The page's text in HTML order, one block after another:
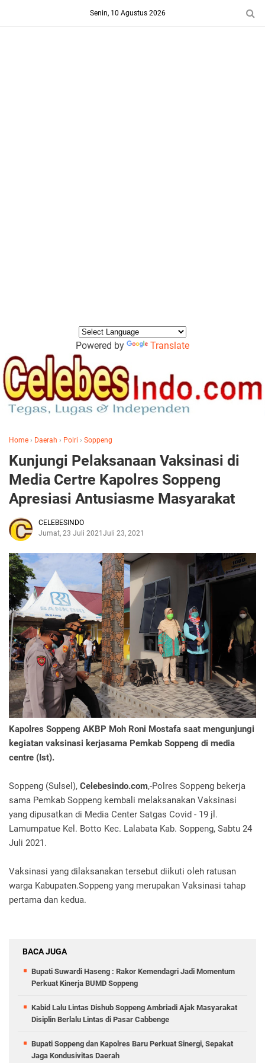
Senin, 10 Agustus 2026
Powered by Translate
Home › Daerah › Polri › Soppeng
Kunjungi Pelaksanaan Vaksinasi di
Media Certre Kapolres Soppeng
Apresiasi Antusiasme Masyarakat
CELEBESINDO
Jumat, 23 Juli 2021 Juli 23, 2021
Kapolres Soppeng AKBP Moh Roni Mostafa saat mengunjungi
kegiatan vaksinasi kerjasama Pemkab Soppeng di media
centre (Ist).
Soppeng (Sulsel), Celebesindo.com,-Polres Soppeng bekerja
sama Pemkab Soppeng kembali melaksanakan Vaksinasi
yang dipusatkan di Media Center Satgas Covid - 19 jl.
Lamumpatue Kel. Botto Kec. Lalabata Kab. Soppeng, Sabtu 24
Juli 2021.
Vaksinasi yang dilaksanakan tersebut diikuti oleh ratusan
warga Kabupaten.Soppeng yang merupakan Vaksinasi tahap
pertama dan kedua.
BACA JUGA
Bupati Suwardi Haseng : Rakor Kemendagri Jadi Momentum
Perkuat Kinerja BUMD Soppeng
Kabid Lalu Lintas Dishub Soppeng Ambriadi Ajak Masyarakat
Disiplin Berlalu Lintas di Pasar Cabbenge
Bupati Soppeng dan Kapolres Baru Perkuat Sinergi, Sepakat
Jaga Kondusivitas Daerah